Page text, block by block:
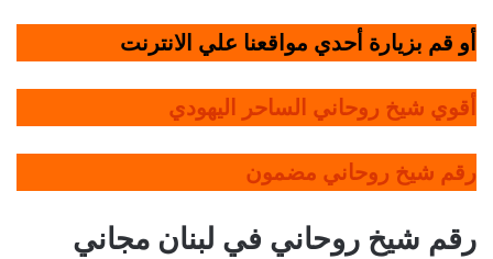
أو قم بزيارة أحدي مواقعنا علي الانترنت
أقوي شيخ روحاني الساحر اليهودي
رقم شيخ روحاني مضمون
رقم شيخ روحاني في لبنان مجاني